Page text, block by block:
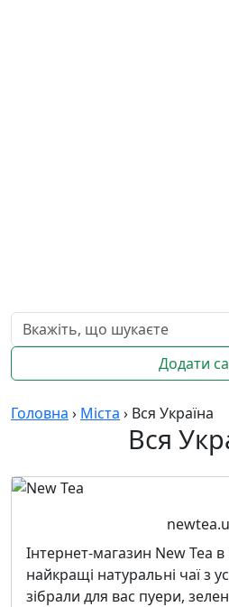
Додати
Головна › Міста › Вся Україна
Вся
Інтернет-магазин New Tea
найкращі натуральні чаї з
зібрали для вас пуери,